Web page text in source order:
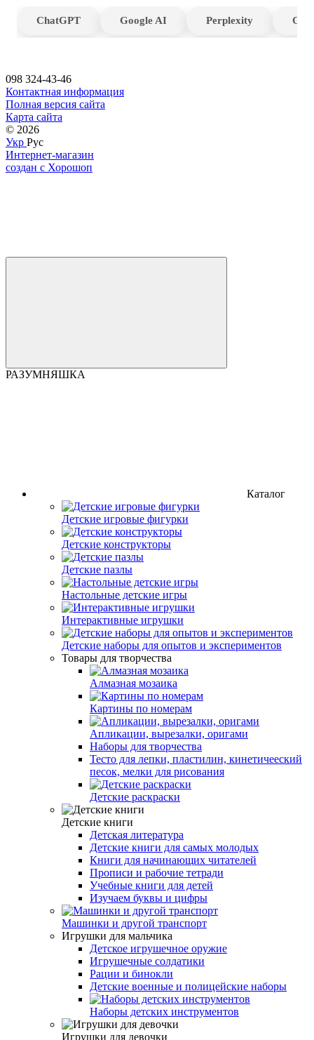
ChatGPT Google AI Perplexity
098 324-43-46
Контактная информация
Полная версия сайта
Карта сайта
© 2026
Укр Рус
Интернет-магазин
создан с Хорошоп
РАЗУМНЯШКА
Каталог
Детские игровые фигурки
Детские конструкторы
Детские пазлы
Настольные детские игры
Интерактивные игрушки
Детские наборы для опытов и экспериментов
Товары для творчества
Алмазная мозаика
Картины по номерам
Апликации, вырезалки, оригами
Наборы для творчества
Тесто для лепки, пластилин, кинетичееский
песок, мелки для рисования
Детские раскраски
Детские книги
Детская литература
Детские книги для самых молодых
Книги для начинающих читателей
Прописи и рабочие тетради
Учебные книги для детей
Изучаем буквы и цифры
Машинки и другой транспорт
Игрушки для мальчика
Детское игрушечное оружие
Игрушечные солдатики
Рации и бинокли
Детские военные и полицейские наборы
Наборы детских инструментов
Игрушки для девочки